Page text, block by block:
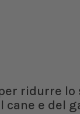
ridurre lo
cane e del